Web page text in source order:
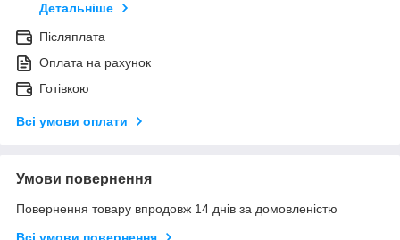
Детальніше
Післяплата
Оплата на рахунок
Готівкою
Всі умови оплати
Умови повернення
Повернення товару впродовж 14 днів за домовленістю